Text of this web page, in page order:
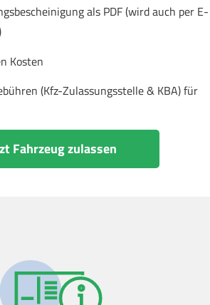
als PDF (wird auch per E-
Kosten
(Kfz-Zulassungsstelle & KBA) für
Fahrzeug zulassen